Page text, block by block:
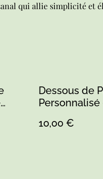
qui allie simplicité et
Dessous de
10,00 €